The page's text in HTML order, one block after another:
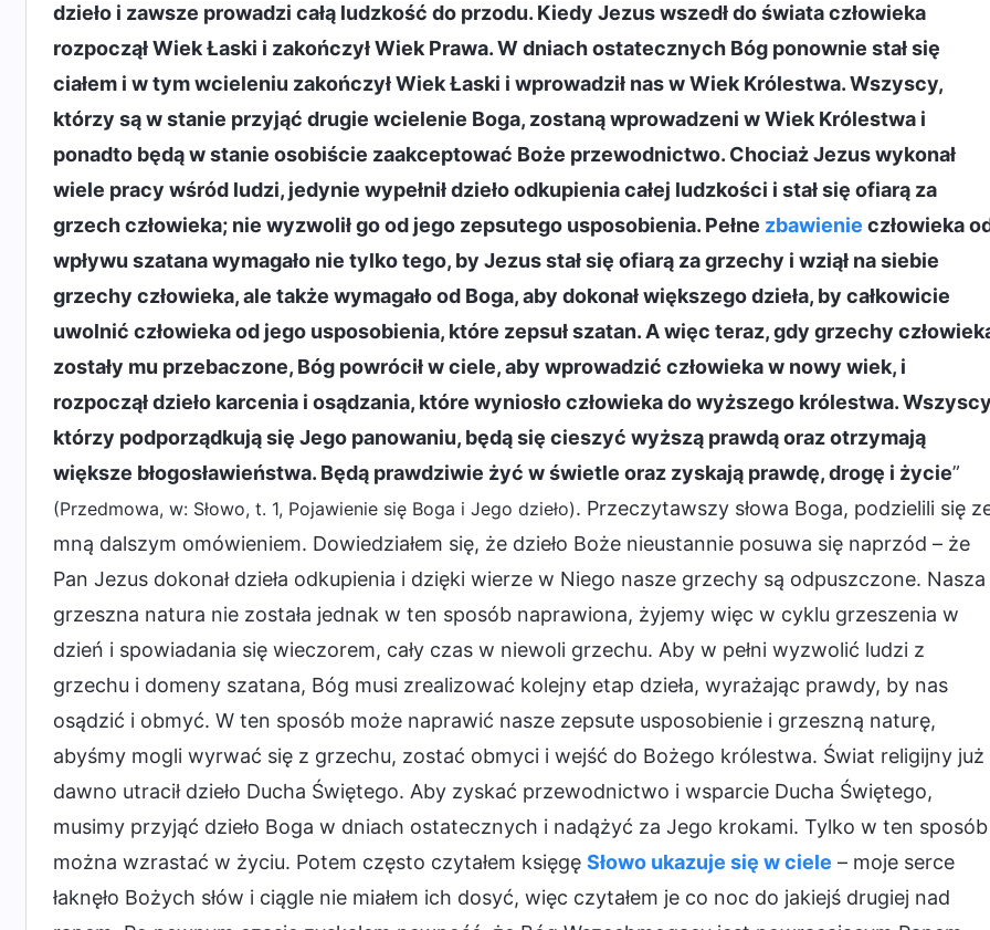
dzieło i zawsze prowadzi całą ludzkość do przodu. Kiedy Jezus wszedł do świata człowieka
rozpoczął Wiek Łaski i zakończył Wiek Prawa. W dniach ostatecznych Bóg ponownie stał się
ciałem i w tym wcieleniu zakończył Wiek Łaski i wprowadził nas w Wiek Królestwa. Wszyscy,
którzy są w stanie przyjąć drugie wcielenie Boga, zostaną wprowadzeni w Wiek Królestwa i
ponadto będą w stanie osobiście zaakceptować Boże przewodnictwo. Chociaż Jezus wykonał
wiele pracy wśród ludzi, jedynie wypełnił dzieło odkupienia całej ludzkości i stał się ofiarą za
grzech człowieka; nie wyzwolił go od jego zepsutego usposobienia. Pełne zbawienie człowieka
wpływu szatana wymagało nie tylko tego, by Jezus stał się ofiarą za grzechy i wziął na siebie
grzechy człowieka, ale także wymagało od Boga, aby dokonał większego dzieła, by całkowicie
uwolnić człowieka od jego usposobienia, które zepsuł szatan. A więc teraz, gdy grzechy
zostały mu przebaczone, Bóg powrócił w ciele, aby wprowadzić człowieka w nowy wiek, i
rozpoczął dzieło karcenia i osądzania, które wyniosło człowieka do wyższego królestwa.
którzy podporządkują się Jego panowaniu, będą się cieszyć wyższą prawdą oraz otrzymają
większe błogosławieństwa. Będą prawdziwie żyć w świetle oraz zyskają prawdę, drogę i życie”
(Przedmowa, w: Słowo, t. 1, Pojawienie się Boga i Jego dzieło). Przeczytawszy słowa Boga, podzielili się
mną dalszym omówieniem. Dowiedziałem się, że dzieło Boże nieustannie posuwa się naprzód – że
Pan Jezus dokonał dzieła odkupienia i dzięki wierze w Niego nasze grzechy są odpuszczone. Nasza
grzeszna natura nie została jednak w ten sposób naprawiona, żyjemy więc w cyklu grzeszenia w
dzień i spowiadania się wieczorem, cały czas w niewoli grzechu. Aby w pełni wyzwolić ludzi z
grzechu i domeny szatana, Bóg musi zrealizować kolejny etap dzieła, wyrażając prawdy, by nas
osądzić i obmyć. W ten sposób może naprawić nasze zepsute usposobienie i grzeszną naturę,
abyśmy mogli wyrwać się z grzechu, zostać obmyci i wejść do Bożego królestwa. Świat religijny już
dawno utracił dzieło Ducha Świętego. Aby zyskać przewodnictwo i wsparcie Ducha Świętego,
musimy przyjąć dzieło Boga w dniach ostatecznych i nadążyć za Jego krokami. Tylko w ten sposób
można wzrastać w życiu. Potem często czytałem księgę Słowo ukazuje się w ciele – moje serce
łaknęło Bożych słów i ciągle nie miałem ich dosyć, więc czytałem je co noc do jakiejś drugiej nad